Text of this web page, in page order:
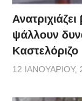
ψάλλουν
Καστελόριζο
12 ΙΑΝΟΥΑΡΊΟΥ,